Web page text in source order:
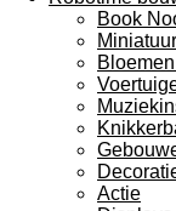
Book
Actie